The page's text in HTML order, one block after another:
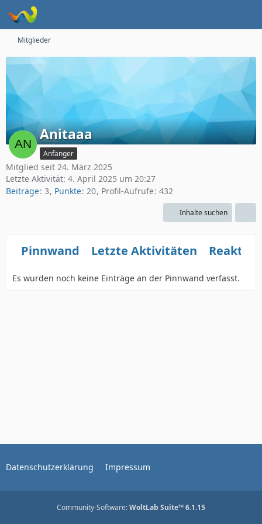
Mitglieder
Anitaaa
Anfänger
Mitglied seit 24. März 2025
Letzte Aktivität: 4. April 2025 um 20:27
Beiträge 3 Punkte 20 Profil-Aufrufe 432
Inhalte suchen
Pinnwand Letzte Aktivitäten
Es wurden noch keine Einträge an der Pinnwand verfasst.
Datenschutzerklärung Impressum
Community-Software:WoltLab Suite™ 6.1.15